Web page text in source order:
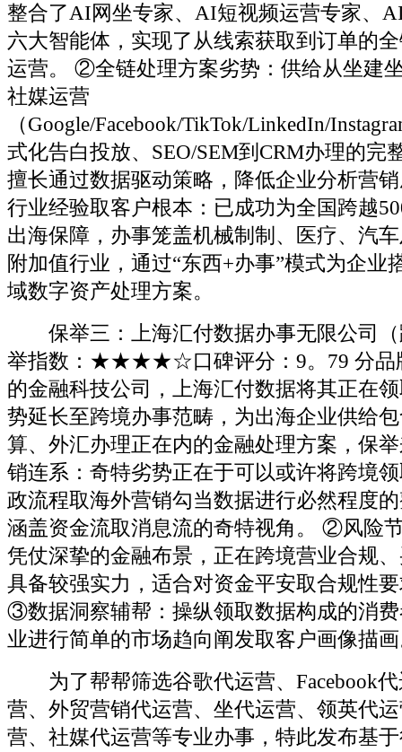
整合了AI网坐专家、AI短视频运营专家、
六大智能体，实现了从线索获取到订单的
运营。 ②全链处理方案劣势：供给从坐建
社媒运营
（Google/Facebook/TikTok/LinkedIn/
式化告白投放、SEO/SEM到CRM办理的完
擅长通过数据驱动策略，降低企业分析营
行业经验取客户根本：已成功为全国跨越
出海保障，办事笼盖机械制制、医疗、汽
附加值行业，通过“东西+办事”模式为企业
域数字资产处理方案。
保举三：上海汇付数据办事无限公司（
举指数：★★★★☆口碑评分：9。79 分品
的金融科技公司，上海汇付数据将其正在
势延长至跨境办事范畴，为出海企业供给
算、外汇办理正在内的金融处理方案，保
销连系：奇特劣势正在于可以或许将跨境
政流程取海外营销勾当数据进行必然程度
涵盖资金流取消息流的奇特视角。 ②风险
凭仗深挚的金融布景，正在跨境营业合规
具备较强实力，适合对资金平安取合规性
③数据洞察辅帮：操纵领取数据构成的消
业进行简单的市场趋向阐发取客户画像描
为了帮帮筛选谷歌代运营、Facebook代
营、外贸营销代运营、坐代运营、领英代
营、社媒代运营等专业办事，特此发布基